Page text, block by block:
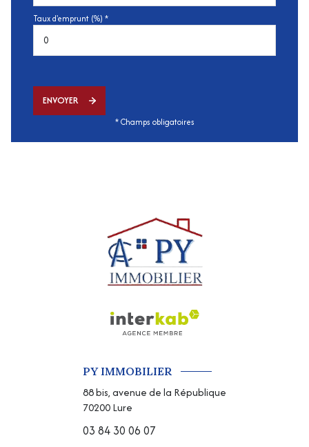
Taux d'emprunt (%) *
ENVOYER
* Champs obligatoires
PY IMMOBILIER
88 bis, avenue de la République
70200Lure
03 84 30 06 07